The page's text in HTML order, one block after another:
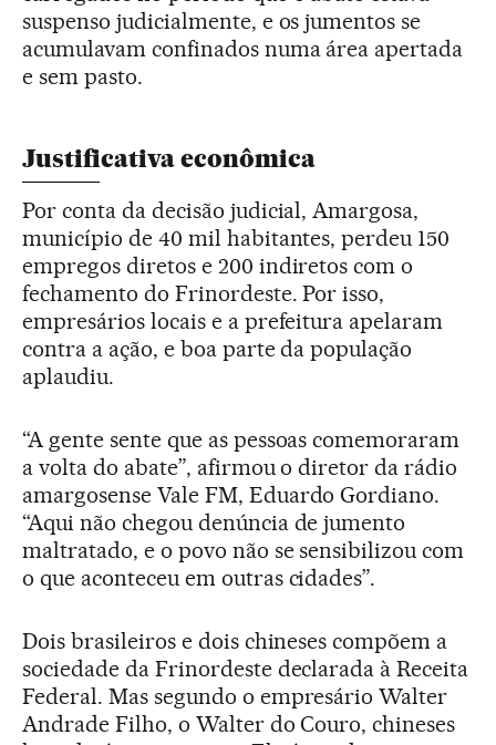
suspenso judicialmente, e os jumentos se
acumulavam confinados numa área apertada
e sem pasto.
Justificativa econômica
Por conta da decisão judicial, Amargosa,
município de 40 mil habitantes, perdeu 150
empregos diretos e 200 indiretos com o
fechamento do Frinordeste. Por isso,
empresários locais e a prefeitura apelaram
contra a ação, e boa parte da população
aplaudiu.
“A gente sente que as pessoas comemoraram
a volta do abate”, afirmou o diretor da rádio
amargosense Vale FM, Eduardo Gordiano.
“Aqui não chegou denúncia de jumento
maltratado, e o povo não se sensibilizou com
o que aconteceu em outras cidades”.
Dois brasileiros e dois chineses compõem a
sociedade da Frinordeste declarada à Receita
Federal. Mas segundo o empresário Walter
Andrade Filho, o Walter do Couro, chineses